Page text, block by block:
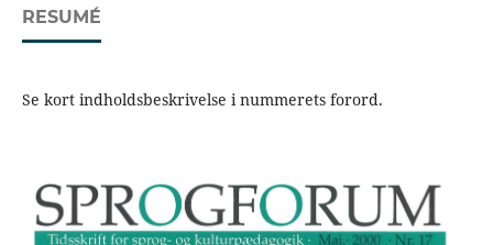
RESUMÉ
Se kort indholdsbeskrivelse i nummerets forord.